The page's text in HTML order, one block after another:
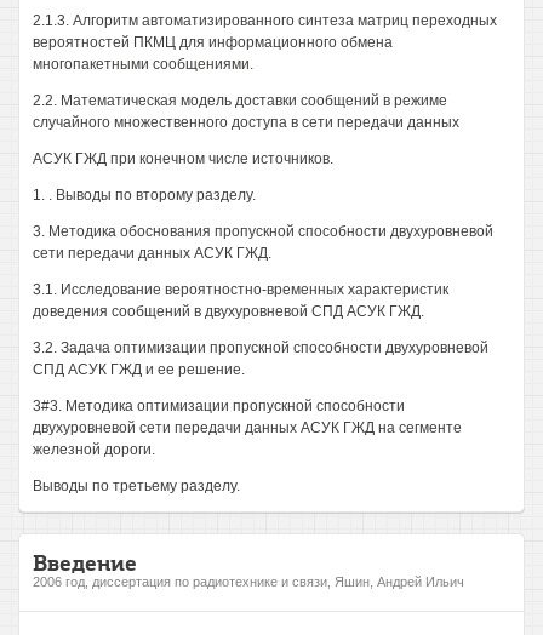
2.1.3. Алгоритм автоматизированного синтеза матриц переходных
вероятностей ПКМЦ для информационного обмена
многопакетными сообщениями.
2.2. Математическая модель доставки сообщений в режиме
случайного множественного доступа в сети передачи данных
АСУК ГЖД при конечном числе источников.
1. . Выводы по второму разделу.
3. Методика обоснования пропускной способности двухуровневой
сети передачи данных АСУК ГЖД.
3.1. Исследование вероятностно-временных характеристик
доведения сообщений в двухуровневой СПД АСУК ГЖД.
3.2. Задача оптимизации пропускной способности двухуровневой
СПД АСУК ГЖД и ее решение.
3#3. Методика оптимизации пропускной способности
двухуровневой сети передачи данных АСУК ГЖД на сегменте
железной дороги.
Выводы по третьему разделу.
Введение
2006 год, диссертация по радиотехнике и связи, Яшин, Андрей Ильич